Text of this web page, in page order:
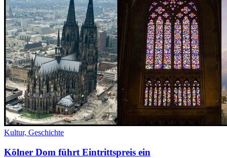
Kultur, Geschichte
Kölner Dom führt Eintrittspreis ein